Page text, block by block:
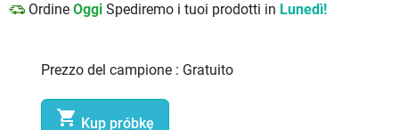
Ordine Oggi Spediremo i tuoi prodotti in Lunedì!
Prezzo del campione : Gratuito
 Kup próbkę